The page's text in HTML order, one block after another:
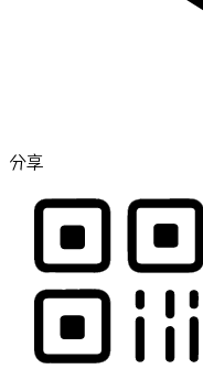
分享